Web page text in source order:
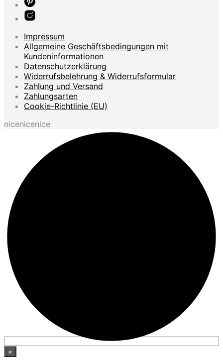
Impressum
Allgemeine Geschäftsbedingungen mit
Kundeninformationen
Datenschutzerklärung
Widerrufsbelehrung & Widerrufsformular
Zahlung und Versand
Zahlungsarten
Cookie-Richtlinie (EU)
nicenicenice
×